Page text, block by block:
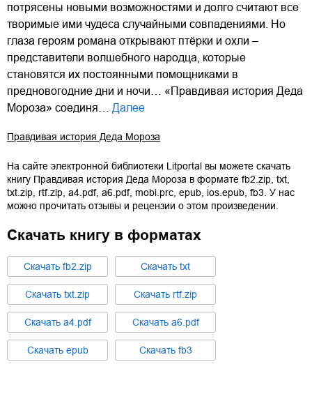
потрясены новыми возможностями и долго считают все
творимые ими чудеса случайными совпадениями. Но
глаза героям романа открывают птёрки и охли –
представители волшебного народца, которые
становятся их постоянными помощниками в
предновогодние дни и ночи… «Правдивая история Деда
Мороза» соединя…
Далее
Правдивая история Деда Мороза
На сайте электронной библиотеки Litportal вы можете скачать
книгу Правдивая история Деда Мороза в формате fb2.zip txt
txt.zip rtf.zip a4.pdf, a6.pdf, mobi.prc epub ios.epub fb3 . У нас
можно прочитать отзывы и рецензии о этом произведении.
Скачать книгу в форматах
Cкачать fb2.zip Cкачать txt
Cкачать txt.zip Cкачать rtf.zip
Cкачать a4.pdf Cкачать a6.pdf
Cкачать epub Cкачать fb3